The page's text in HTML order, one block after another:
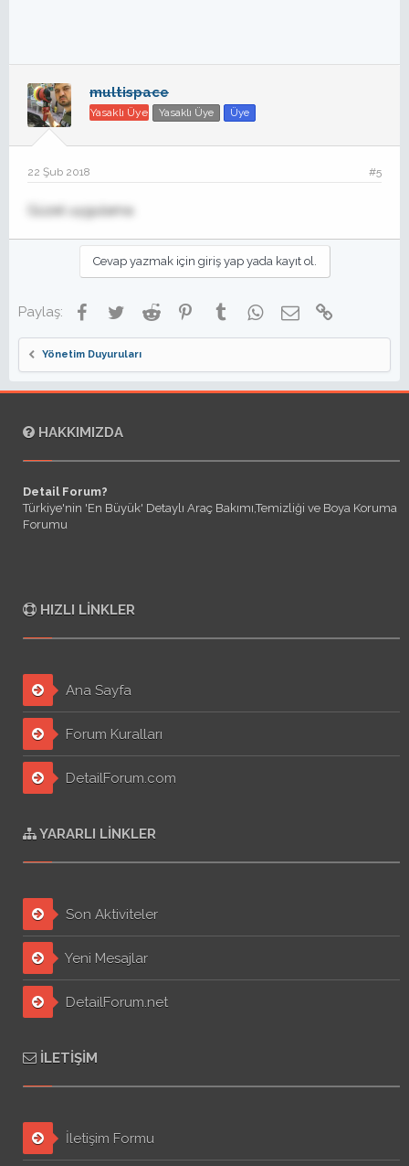
multispace
Yasaklı Üye Yasaklı Üye Üye
22 Şub 2018 #5
Güzel uygulama
Cevap yazmak için giriş yap yada kayıt ol.
Paylaş: Facebook
TwitterReddit PinterestTumblrWhatsApp
E-posta
Yönetim Duyuruları
HAKKIMIZDA
Detail Forum?
Türkiye'nin 'En Büyük' Detaylı Araç Bakımı,Temizliği ve Boya Koruma
Forumu
HIZLI LINKLER
Ana Sayfa
Forum Kuralları
DetailForum.com
YARARLI LINKLER
Son Aktiviteler
Yeni Mesajlar
DetailForum.net
İLETIŞIM
İletişim Formu